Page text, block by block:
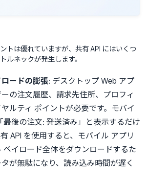
トは優れていますが、共有 API にはいくつ
ルネックが発生します。
ードの膨張: デスクトップ Web アプ
の注文履歴、請求先住所、プロフィ
ルティ ポイントが必要です。モバイ
最後の注文: 発送済み」と表示するだけ
API を使用すると、モバイル アプリ
ペイロード全体をダウンロードするた
が無駄になり、読み込み時間が遅く